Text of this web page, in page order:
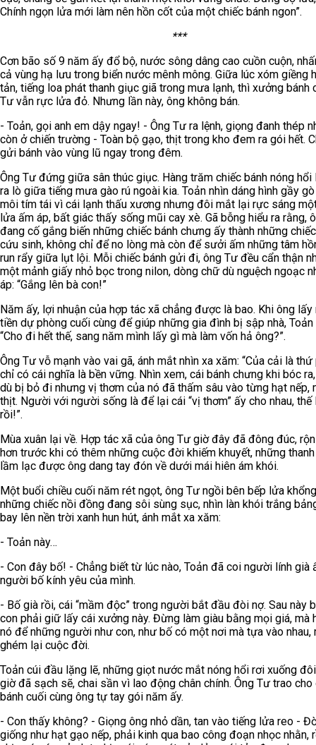
Chính ngọn lửa mới làm nên hồn cốt của một chiếc bánh ngon”.
***
Cơn bão số 9 năm ấy đổ bộ, nước sông dâng cao cuồn cuộn,
cả vùng hạ lưu trong biển nước mênh mông. Giữa lúc xóm giềng
tản, tiếng loa phát thanh giục giã trong mưa lạnh, thì xưởng bánh
Tư vẫn rực lửa đỏ. Nhưng lần này, ông không bán.
- Toản, gọi anh em dậy ngay! - Ông Tư ra lệnh, giọng đanh thép
còn ở chiến trường - Toàn bộ gạo, thịt trong kho đem ra gói hết.
gửi bánh vào vùng lũ ngay trong đêm.
Ông Tư đứng giữa sân thúc giục. Hàng trăm chiếc bánh nóng hổi
ra lò giữa tiếng mưa gào rú ngoài kia. Toản nhìn dáng hình gầy
môi tím tái vì cái lạnh thấu xương nhưng đôi mắt lại rực sáng
lửa ấm áp, bất giác thấy sống mũi cay xè. Gã bỗng hiểu ra rằng,
đang cố gắng biến những chiếc bánh chưng ấy thành những
cứu sinh, không chỉ để no lòng mà còn để sưởi ấm những tâm
run rẩy giữa lụt lội. Mỗi chiếc bánh gửi đi, ông Tư đều cẩn thận
một mảnh giấy nhỏ bọc trong nilon, dòng chữ dù nguệch ngoạc
áp: “Gắng lên bà con!”
Năm ấy, lợi nhuận của hợp tác xã chẳng được là bao. Khi ông
tiền dự phòng cuối cùng để giúp những gia đình bị sập nhà, Toản
“Cho đi hết thế, sang năm mình lấy gì mà làm vốn hả ông?”.
Ông Tư vỗ mạnh vào vai gã, ánh mắt nhìn xa xăm: “Của cải là thứ
chỉ có cái nghĩa là bền vững. Nhìn xem, cái bánh chưng khi bóc
dù bị bỏ đi nhưng vị thơm của nó đã thấm sâu vào từng hạt nếp,
thịt. Người với người sống là để lại cái “vị thơm” ấy cho nhau, thế
rồi!”.
Mùa xuân lại về. Hợp tác xã của ông Tư giờ đây đã đông đúc,
hơn trước khi có thêm những cuộc đời khiếm khuyết, những
lầm lạc được ông dang tay đón về dưới mái hiên ám khói.
Một buổi chiều cuối năm rét ngọt, ông Tư ngồi bên bếp lửa
những chiếc nồi đồng đang sôi sùng sục, nhìn làn khói trắng
bay lên nền trời xanh hun hút, ánh mắt xa xăm:
- Toản này…
- Con đây bố! - Chẳng biết từ lúc nào, Toản đã coi người lính già
người bố kính yêu của mình.
- Bố già rồi, cái “mầm độc” trong người bắt đầu đòi nợ. Sau này
con phải giữ lấy cái xưởng này. Đừng làm giàu bằng mọi giá, mà
nó để những người như con, như bố có một nơi mà tựa vào nhau,
ghém lại cuộc đời.
Toản cúi đầu lặng lẽ, những giọt nước mắt nóng hổi rơi xuống
giờ đã sạch sẽ, chai sần vì lao động chân chính. Ông Tư trao cho
bánh cuối cùng ông tự tay gói năm ấy.
- Con thấy không? - Giọng ông nhỏ dần, tan vào tiếng lửa reo -
giống như hạt gạo nếp, phải kinh qua bao công đoạn nhọc nhằn,